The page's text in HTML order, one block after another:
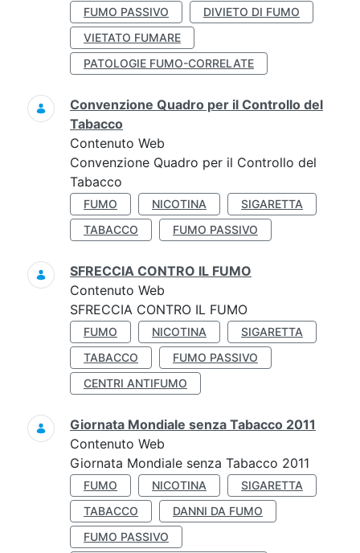
FUMO PASSIVO
DIVIETO DI FUMO
VIETATO FUMARE
PATOLOGIE FUMO-CORRELATE
Convenzione Quadro per il Controllo del
Tabacco
Contenuto Web
Convenzione Quadro per il Controllo del
Tabacco
FUMO NICOTINA
SIGARETTA
TABACCO
FUMO PASSIVO
SFRECCIA CONTRO IL FUMO
Contenuto Web
SFRECCIA CONTRO IL FUMO
FUMO NICOTINA
SIGARETTA
TABACCO
FUMO PASSIVO
CENTRI ANTIFUMO
Giornata Mondiale senza Tabacco 2011
Contenuto Web
Giornata Mondiale senza Tabacco 2011
FUMO NICOTINA
SIGARETTA
TABACCO
DANNI DA FUMO
FUMO PASSIVO